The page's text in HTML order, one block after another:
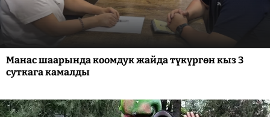
Манас шаарында коомдук жайда түкүргөн кыз 3
суткага камалды